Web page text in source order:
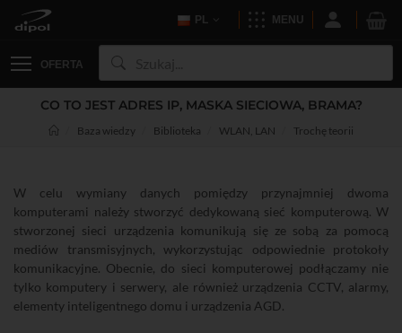
PL MENU
OFERTA
CO TO JEST ADRES IP, MASKA SIECIOWA, BRAMA?
Baza wiedzy Biblioteka WLAN, LAN Trochę teorii
W celu wymiany danych pomiędzy przynajmniej dwoma
komputerami należy stworzyć dedykowaną sieć komputerową. W
stworzonej sieci urządzenia komunikują się ze sobą za pomocą
mediów transmisyjnych, wykorzystując odpowiednie protokoły
komunikacyjne. Obecnie, do sieci komputerowej podłączamy nie
tylko komputery i serwery, ale również urządzenia CCTV, alarmy,
elementy inteligentnego domu i urządzenia AGD.